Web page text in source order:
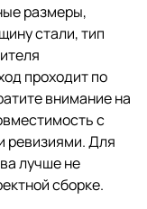
размеры,
стали, тип
проходит по
внимание на
с
ревизиями. Для
лучше не
сборке.